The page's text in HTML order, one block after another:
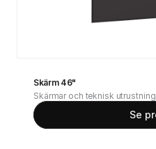
Skärm 46"
Skärmar och teknisk utrustning
Se